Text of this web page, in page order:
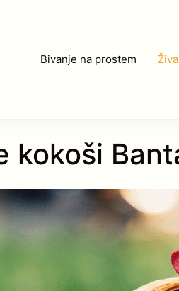
Bivanje na prostem
kokoši